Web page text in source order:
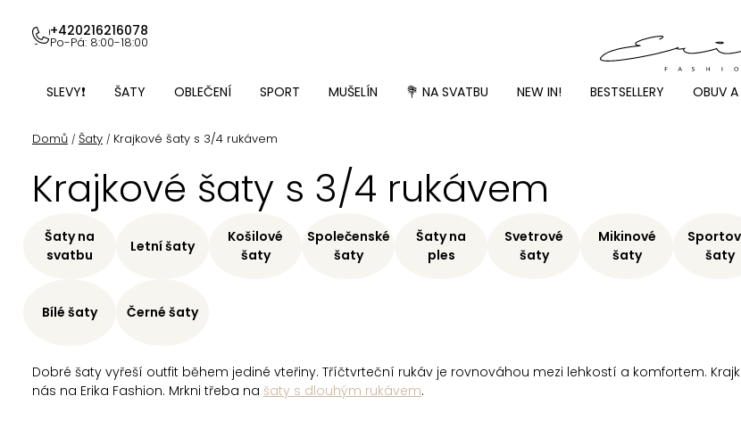
obsah
+420216216078
Po-Pá: 8:00-18:00
SLEVY❗ ŠATY OBLEČENÍ SPORT MUŠELÍN 💐 NA SVATBU NEW IN! BESTSELLERY OBUV
Domů / Šaty / Krajkové šaty s 3/4 rukávem
Krajkové šaty s 3/4 rukávem
Dobré šaty vyřeší outfit během jediné vteřiny. Tříčtvrteční rukáv je rovnováhou mezi lehkostí a komfortem.
nás na Erika Fashion. Mrkni třeba na šaty s dlouhým rukávem.
Šaty na
svatbu
Letní šaty
Košilové
šaty
Společenské
šaty
Šaty na
ples
Svetrové
šaty
Mikinové
šaty
šaty
Bílé šaty Černé šaty